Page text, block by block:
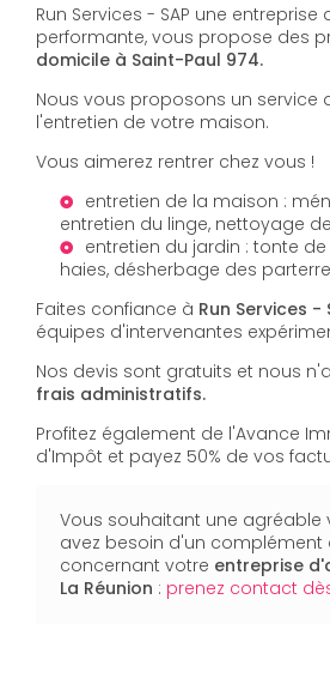
Run Services - SAP une entreprise
performante, vous propose des
domicile à Saint-Paul 974.
Nous vous proposons un service
l'entretien de votre maison.
Vous aimerez rentrer chez vous !
entretien de la maison :
entretien du linge, nettoyage
entretien du jardin : tonte
haies, désherbage des
Faites confiance à Run Services -
équipes d'intervenantes
Nos devis sont gratuits et nous
frais administratifs.
Profitez également de l'Avance
d'Impôt et payez 50% de vos
Vous souhaitant une agréable
avez besoin d'un complément
concernant votre entreprise
La Réunion : prenez contact